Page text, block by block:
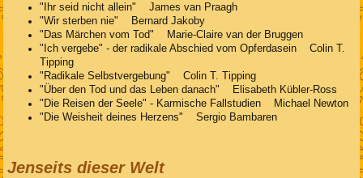
"Ihr seid nicht allein" James van Praagh
"Wir sterben nie" Bernard Jakoby
"Das Märchen vom Tod" Marie-Claire van der Bruggen
"Ich vergebe" - der radikale Abschied vom Opferdasein Colin T.
Tipping
"Radikale Selbstvergebung" Colin T. Tipping
"Über den Tod und das Leben danach" Elisabeth Kübler-Ross
"Die Reisen der Seele" - Karmische Fallstudien Michael Newton
"Die Weisheit deines Herzens" Sergio Bambaren
Jenseits dieser Welt